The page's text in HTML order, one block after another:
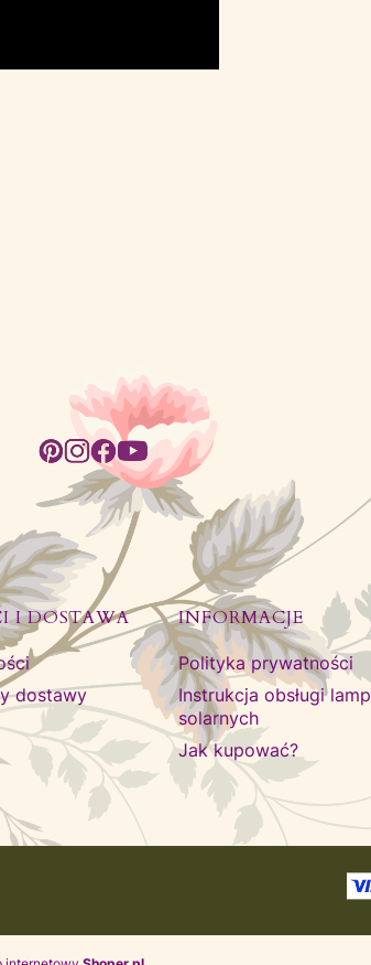
I DOSTAWA
dostawy
INFORMACJE
Polityka prywatności
Instrukcja obsługi lamp
solarnych
Jak kupować?